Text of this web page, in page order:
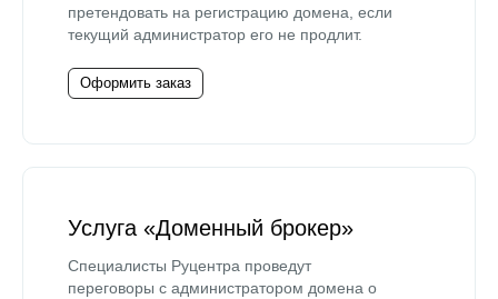
претендовать на регистрацию домена, если
текущий администратор его не продлит.
Оформить заказ
Услуга «Доменный брокер»
Специалисты Руцентра проведут
переговоры с администратором домена о